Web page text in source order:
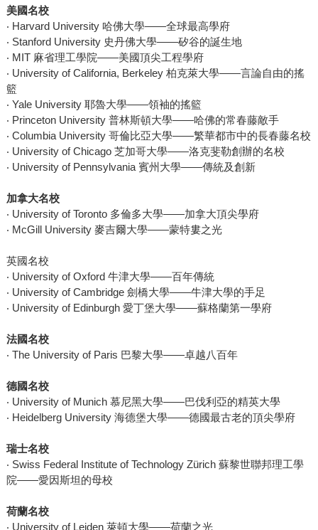
美國名校
‧ Harvard University 哈佛大學——全球最高學府
‧ Stanford University 史丹佛大學——矽谷的誕生地
‧ MIT 麻省理工學院——美國頂尖工程學府
‧ University of California, Berkeley 柏克萊大學——言論自由的搖
籃
‧ Yale University 耶魯大學——領袖的搖籃
‧ Princeton University 普林斯頓大學——哈佛的常春藤敵手
‧ Columbia University 哥倫比亞大學——繁華都市中的長春藤名校
‧ University of Chicago 芝加哥大學——洛克斐勒創辦的名校
‧ University of Pennsylvania 賓州大學——傳統及創新
加拿大名校
‧ University of Toronto 多倫多大學——加拿大頂尖學府
‧ McGill University 麥吉爾大學——蒙特婁之光
英國名校
‧ University of Oxford 牛津大學——百年傳統
‧ University of Cambridge 劍橋大學——牛津大學的手足
‧ University of Edinburgh 愛丁堡大學——蘇格蘭第一學府
法國名校
‧ The University of Paris 巴黎大學——卓越八百年
德國名校
‧ University of Munich 慕尼黑大學——巴伐利亞的精英大學
‧ Heidelberg University 海德堡大學——德國最古老的頂尖學府
瑞士名校
‧ Swiss Federal Institute of Technology Zürich 蘇黎世聯邦理工學
院——愛因斯坦的母校
荷蘭名校
‧ University of Leiden 萊頓大學——荷蘭之光